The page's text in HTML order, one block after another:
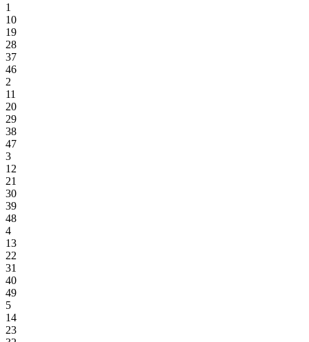
1
10
19
28
37
46
2
11
20
29
38
47
3
12
21
30
39
48
4
13
22
31
40
49
5
14
23